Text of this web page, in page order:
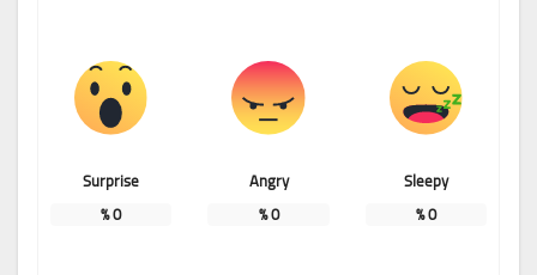
Sleepy
0
%
Angry
0
%
Surprise
0
%